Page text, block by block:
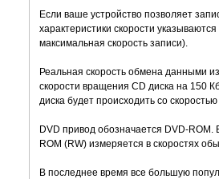
Если ваше устройство позволяет
характеристики скорости
максимальная скорость записи).
Реальная скорость обмена данными
скорости вращения СD диска на 150
диска будет происходить со
DVD привод обозначается DVD-
ROM (RW) измеряется в скоростях
В последнее время все большую